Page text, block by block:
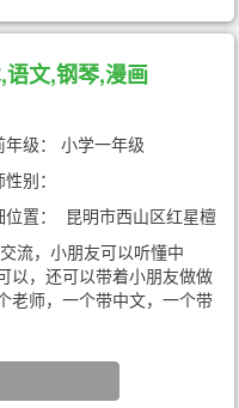
文,钢琴,漫画
年级： 小学一年级
别：
位置： 昆明市西山区红星檀
栋（暑期家教）
流，小朋友可以听懂中
以，还可以带着小朋友做做
老师，一个带中文，一个带